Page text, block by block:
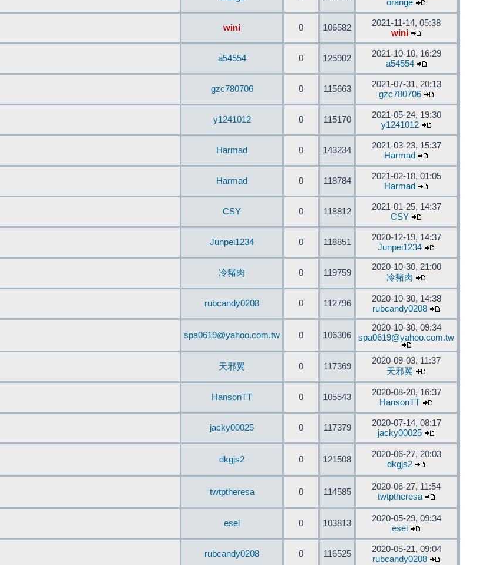
orange
wini 0 106582
2021-11-14, 05:38
wini
a54554 0 125902
2021-10-10, 16:29
a54554
gzc780706 0 115663
2021-07-31, 20:13
gzc780706
y1241012 0 115170
2021-05-24, 19:30
y1241012
Harmad 0 143234
2021-03-23, 15:37
Harmad
Harmad 0 118784
2021-02-18, 01:05
Harmad
CSY 0 118812
2021-01-25, 14:37
CSY
Junpei1234 0 118851
2020-12-19, 14:37
Junpei1234
冷豬肉 0 119759
2020-10-30, 21:00
冷豬肉
rubcandy0208 0 112796
2020-10-30, 14:38
rubcandy0208
spa0619@yahoo.com.tw 0 106306
2020-10-30, 09:34
spa0619@yahoo.com.tw
天邪翼 0 117369
2020-09-03, 11:37
天邪翼
HansonTT 0 105543
2020-08-20, 16:37
HansonTT
jacky00025 0 117379
2020-07-14, 08:17
jacky00025
dkgjs2 0 121508
2020-06-27, 20:03
dkgjs2
twtptheresa 0 114585
2020-06-27, 11:54
twtptheresa
esel 0 103813
2020-05-29, 09:34
esel
rubcandy0208 0 116525
2020-05-21, 09:04
rubcandy0208